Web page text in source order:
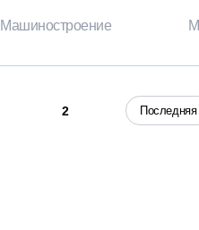
Машиностроение
2 Последняя